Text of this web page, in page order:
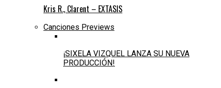
Kris R., Clarent – EXTASIS
Canciones Previews
¡SIXELA VIZQUEL LANZA SU NUEVA
PRODUCCIÓN!